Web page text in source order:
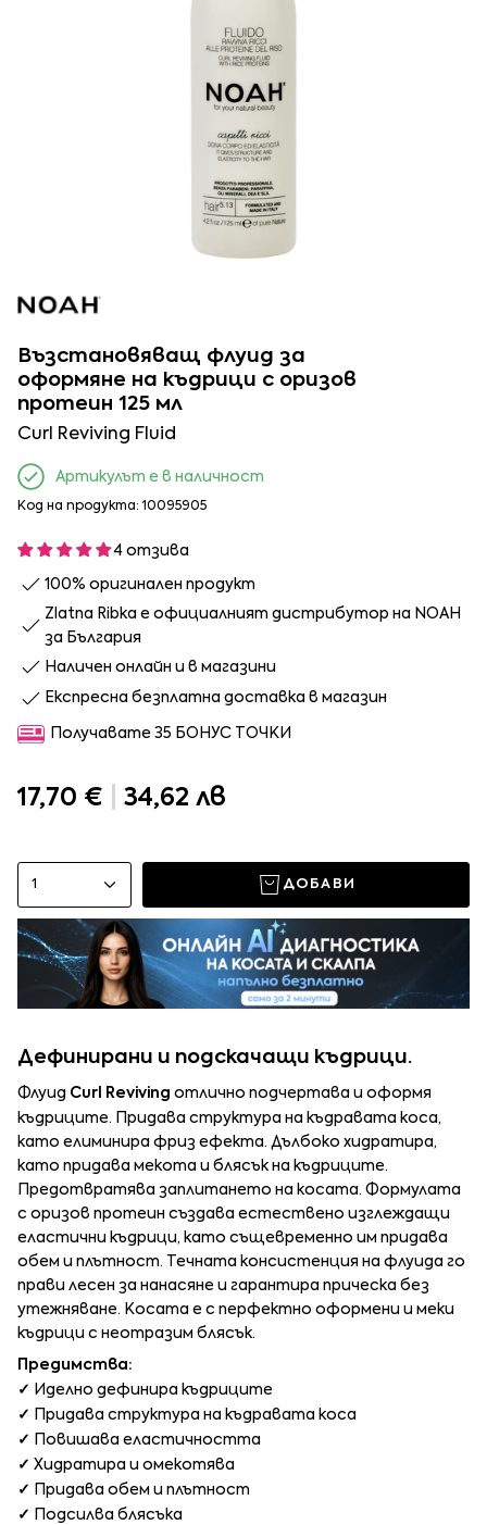
Възстановяващ флуид за
оформяне на къдрици с оризов
протеин 125 мл
Curl Reviving Fluid
Артикулът е в наличност
Код на продукта: 10095905
4 отзива
100% оригинален продукт
Zlatna Ribka е официалният дистрибутор на NOAH
за България
Наличен онлайн и в магазини
Експресна безплатна доставка в магазин
Получавате 35 БОНУС ТОЧКИ
17,70 € 34,62 лв
1 ДОБАВИ
Дефинирани и подскачащи къдрици.
Флуид Curl Reviving отлично подчертава и оформя
къдриците. Придава структура на къдравата коса,
като елиминира фриз ефекта. Дълбоко хидратира,
като придава мекота и блясък на къдриците.
Предотвратява заплитането на косата. Формулата
с оризов протеин създава естествено изглеждащи
еластични къдрици, като същевременно им придава
обем и плътност. Течната консистенция на флуида го
прави лесен за нанасяне и гарантира прическа без
утежняване. Косата е с перфектно оформени и меки
къдрици с неотразим блясък.
Предимства:
✓ Иделно дефинира къдриците
✓
Придава структура на къдравата коса
✓
Повишава еластичността
✓ Хидратира и омекотява
✓
Придава обем и плътност
✓
Подсилва блясъка